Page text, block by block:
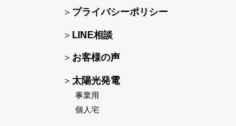
＞ プライバシーポリシー
＞ LINE相談
＞ お客様の声
＞太陽光発電
事業用
個人宅